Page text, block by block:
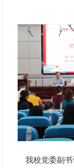
我校党委副书